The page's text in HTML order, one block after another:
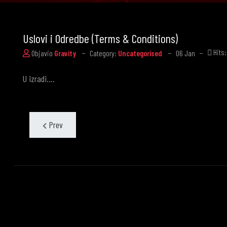
Uslovi i Odredbe (Terms & Conditions)
Objavio Gravity Category: Uncategorised 06 Jan
U izradi....
Prev